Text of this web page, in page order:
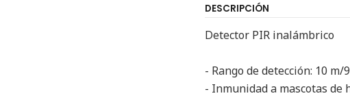
DESCRIPCIÓN
Detector PIR inalámbrico
- Rango de detección: 10 m/
- Inmunidad a mascotas de